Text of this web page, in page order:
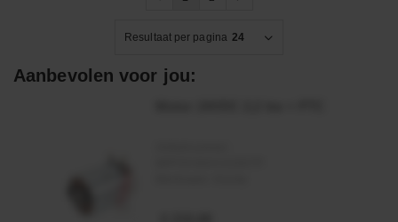
Resultaat per pagina 24
Aanbevolen voor jou: